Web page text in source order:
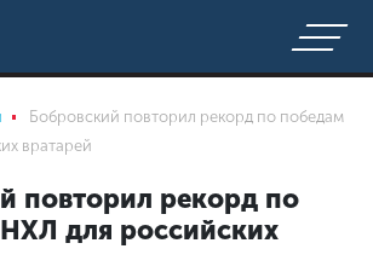
Бобровский повторил рекорд по победам
вратарей
повторил рекорд по
для российских